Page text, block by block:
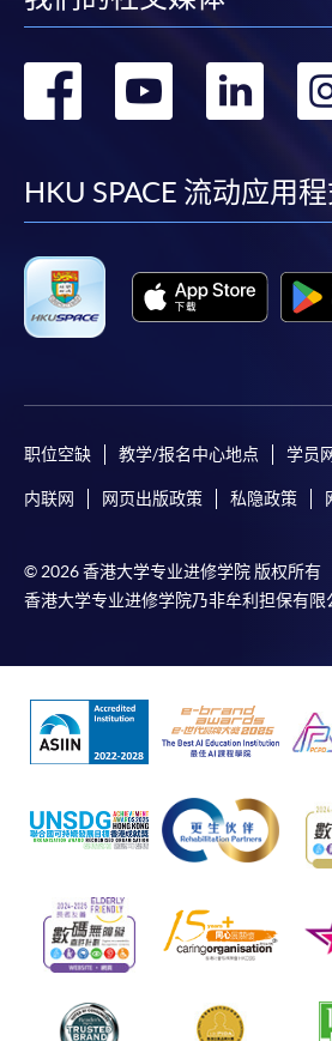
转
facebook
转 转
HKU SPACE 流动应用
职位空缺 教学/报名中心地点 学员
内联网 网页出版政策 私隐政策
© 2026 香港大学专业进修学院 版权所有
香港大学专业进修学院乃非牟利担保有限